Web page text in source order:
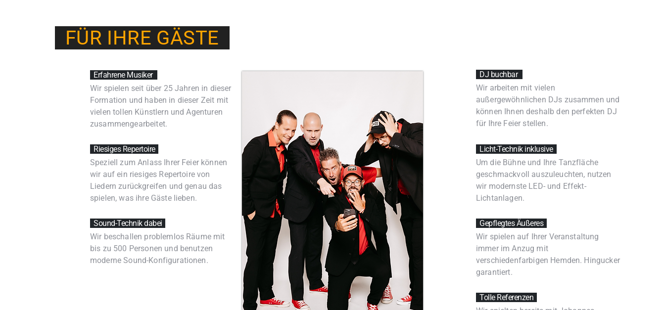
FÜR IHRE GÄSTEㅤ ㅤ
Erfahrene Musikerㅤ ㅤ ㅤ
Wir spielen seit über 25 Jahren in dieser
Formation und haben in dieser Zeit mit
vielen tollen Künstlern und Agenturen
zusammengearbeitet.
Riesiges Repertoireㅤ ㅤ
Speziell zum Anlass Ihrer Feier können
wir auf ein riesiges Repertoire von
Liedern zurückgreifen und genau das
spielen, was ihre Gäste lieben.
Sound-Technik dabei ㅤ
Wir beschallen problemlos Räume mit
bis zu 500 Personen und benutzen
moderne Sound-Konfigurationen.
DJ buchbar ㅤ ㅤ
Wir arbeiten mit vielen
außergewöhnlichen DJs zusammen und
können Ihnen deshalb den perfekten DJ
für Ihre Feier stellen.
Licht-Technik inklusive ㅤ
Um die Bühne und Ihre Tanzfläche
geschmackvoll auszuleuchten, nutzen
wir modernste LED- und Effekt-
Lichtanlagen.
Gepflegtes Äußeres ㅤ
Wir spielen auf Ihrer Veranstaltung
immer im Anzug mit
verschiedenfarbigen Hemden. Hingucker
garantiert.
Tolle Referenzen ㅤ